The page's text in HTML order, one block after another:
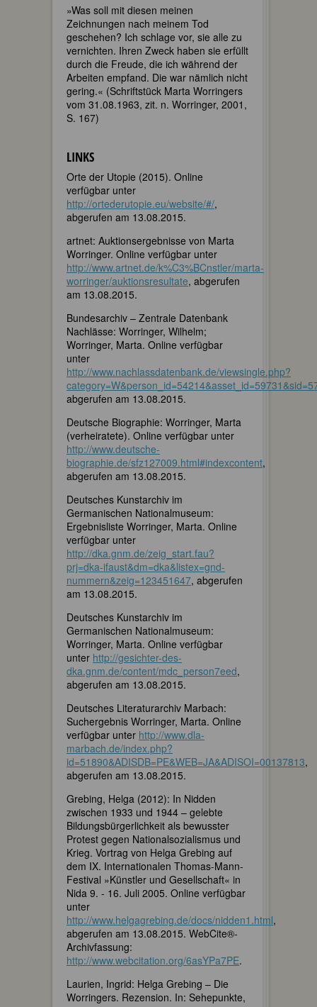
»Was soll mit diesen meinen
Zeichnungen nach meinem Tod
geschehen? Ich schlage vor, sie alle zu
vernichten. Ihren Zweck haben sie erfüllt
durch die Freude, die ich während der
Arbeiten empfand. Die war nämlich nicht
gering.« (Schriftstück Marta Worringers
vom 31.08.1963, zit. n. Worringer, 2001,
S. 167)
LINKS
Orte der Utopie (2015). Online
verfügbar unter
http://ortederutopie.eu/website/#/,
abgerufen am 13.08.2015.
artnet: Auktionsergebnisse von Marta
Worringer. Online verfügbar unter
http://www.artnet.de/k%C3%BCnstler/marta-
worringer/auktionsresultate, abgerufen
am 13.08.2015.
Bundesarchiv – Zentrale Datenbank
Nachlässe: Worringer, Wilhelm;
Worringer, Marta. Online verfügbar
unter
http://www.nachlassdatenbank.de/viewsingle.php?
abgerufen am 13.08.2015.
Deutsche Biographie: Worringer, Marta
(verheiratete). Online verfügbar unter
http://www.deutsche-
biographie.de/sfz127009.html#indexcontent,
abgerufen am 13.08.2015.
Deutsches Kunstarchiv im
Germanischen Nationalmuseum:
Ergebnisliste Worringer, Marta. Online
verfügbar unter
http://dka.gnm.de/zeig_start.fau?
prj=dka-ifaust&dm=dka&listex=gnd-
nummern&zeig=123451647, abgerufen
am 13.08.2015.
Deutsches Kunstarchiv im
Germanischen Nationalmuseum:
Worringer, Marta. Online verfügbar
unter http://gesichter-des-
dka.gnm.de/content/mdc_person7eed,
abgerufen am 13.08.2015.
Deutsches Literaturarchiv Marbach:
Suchergebnis Worringer, Marta. Online
verfügbar unter http://www.dla-
marbach.de/index.php?
id=51890&ADISDB=PE&WEB=JA&ADISOI=00137813,
abgerufen am 13.08.2015.
Grebing, Helga (2012): In Nidden
zwischen 1933 und 1944 – gelebte
Bildungsbürgerlichkeit als bewusster
Protest gegen Nationalsozialismus und
Krieg. Vortrag von Helga Grebing auf
dem IX. Internationalen Thomas-Mann-
Festival »Künstler und Gesellschaft« in
Nida 9. - 16. Juli 2005. Online verfügbar
unter
http://www.helgagrebing.de/docs/nidden1.html,
abgerufen am 13.08.2015. WebCite®-
Archivfassung:
http://www.webcitation.org/6asYPa7PE.
Laurien, Ingrid: Helga Grebing – Die
Worringers. Rezension. In: Sehepunkte,